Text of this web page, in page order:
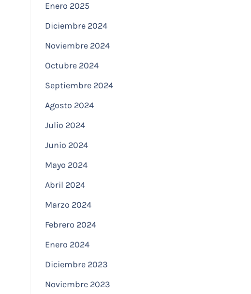
Enero 2025
Diciembre 2024
Noviembre 2024
Octubre 2024
Septiembre 2024
Agosto 2024
Julio 2024
Junio 2024
Mayo 2024
Abril 2024
Marzo 2024
Febrero 2024
Enero 2024
Diciembre 2023
Noviembre 2023